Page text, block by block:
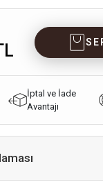
İptal ve İade
Avantajı